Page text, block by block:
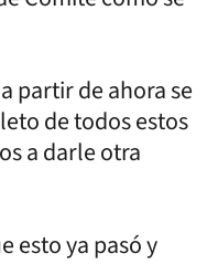
partir de ahora se
de todos estos
a darle otra
esto ya pasó y